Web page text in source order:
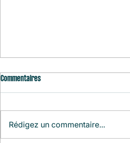
Agenda du Mois (Août)
Commentaires
Rédigez un commentaire...